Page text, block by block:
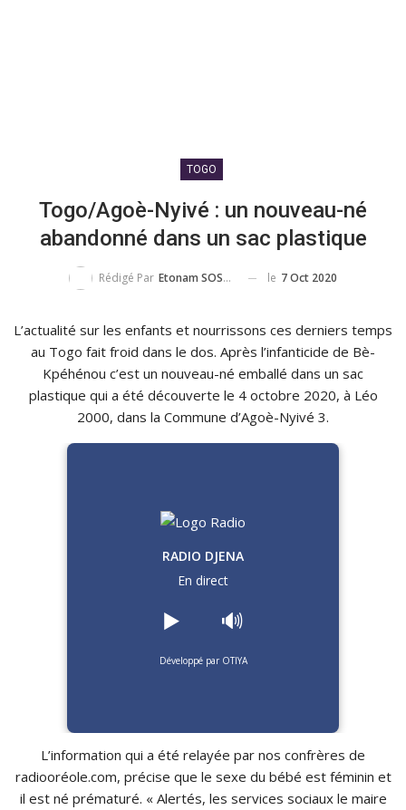
TOGO
Togo/Agoè-Nyivé : un nouveau-né
abandonné dans un sac plastique
Rédigé Par Etonam SOSSOU le 7 Oct 2020
L’actualité sur les enfants et nourrissons ces derniers temps
au Togo fait froid dans le dos. Après l’infanticide de Bè-
Kpéhénou c’est un nouveau-né emballé dans un sac
plastique qui a été découverte le 4 octobre 2020, à Léo
2000, dans la Commune d’Agoè-Nyivé 3.
RADIO DJENA
En direct
▶️ 🔊
Développé par OTIYA
L’information qui a été relayée par nos confrères de
radiooréole.com, précise que le sexe du bébé est féminin et
il est né prématuré. « Alertés, les services sociaux le maire